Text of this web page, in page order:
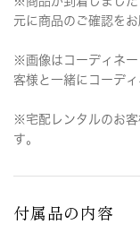
元に商品のご確認をお
※画像はコーディネ
客様と一緒にコーデ
※宅配レンタルのお客
す。
付属品の内容